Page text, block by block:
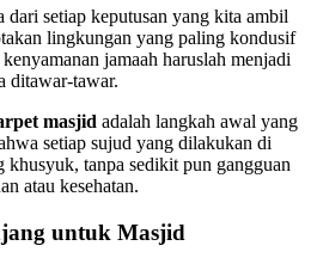
dari setiap keputusan yang kita ambil
lingkungan yang paling kondusif
jamaah haruslah menjadi
ditawar-tawar.
masjid adalah langkah awal yang
setiap sujud yang dilakukan di
khusyuk, tanpa sedikit pun gangguan
atau kesehatan.
untuk Masjid